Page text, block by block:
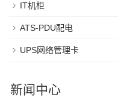
IT机柜
ATS-PDU配电
UPS网络管理卡
新闻中心